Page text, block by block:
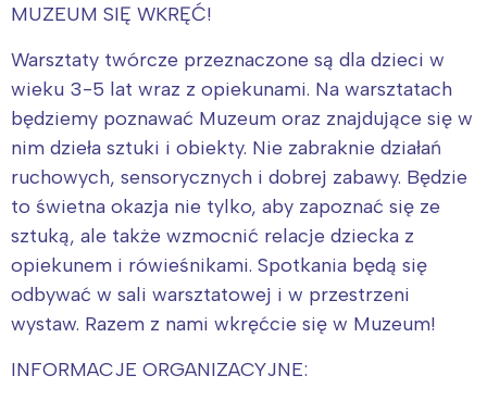
MUZEUM SIĘ WKRĘĆ!
Warsztaty twórcze przeznaczone są dla dzieci w
wieku 3-5 lat wraz z opiekunami. Na warsztatach
będziemy poznawać Muzeum oraz znajdujące się w
nim dzieła sztuki i obiekty. Nie zabraknie działań
ruchowych, sensorycznych i dobrej zabawy. Będzie
to świetna okazja nie tylko, aby zapoznać się ze
sztuką, ale także wzmocnić relacje dziecka z
opiekunem i rówieśnikami. Spotkania będą się
odbywać w sali warsztatowej i w przestrzeni
wystaw. Razem z nami wkręćcie się w Muzeum!
INFORMACJE ORGANIZACYJNE: